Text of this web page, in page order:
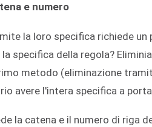
e numero
la loro specifica richiede
specifica della regola?
metodo (eliminazione
avere l'intera specifica a
la catena e il numero di riga